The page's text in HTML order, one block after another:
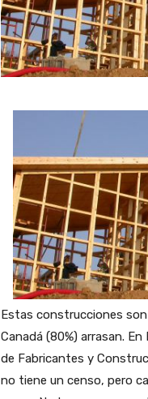
Estas construcciones
Canadá (80%) arrasan.
de Fabricantes y
no tiene un censo, pero